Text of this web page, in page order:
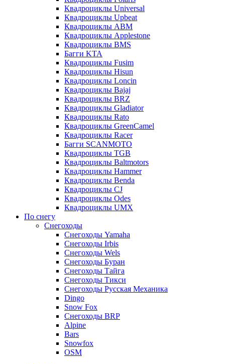
Квадроциклы Universal
Квадроциклы Upbeat
Квадроциклы ABM
Квадроциклы Applestone
Квадроциклы BMS
Багги KTA
Квадроциклы Fusim
Квадроциклы Hisun
Квадроциклы Loncin
Квадроциклы Bajaj
Квадроциклы BRZ
Квадроциклы Gladiator
Квадроциклы Rato
Квадроциклы GreenCamel
Квадроциклы Racer
Багги SCANMOTO
Квадроциклы TGB
Квадроциклы Baltmotors
Квадроциклы Hammer
Квадроциклы Benda
Квадроциклы CJ
Квадроциклы Odes
Квадроциклы UMX
По снегу
Снегоходы
Снегоходы Yamaha
Снегоходы Irbis
Снегоходы Wels
Снегоходы Буран
Снегоходы Тайга
Снегоходы Тикси
Снегоходы Русская Механика
Dingo
Snow Fox
Снегоходы BRP
Alpine
Bars
Snowfox
OSM